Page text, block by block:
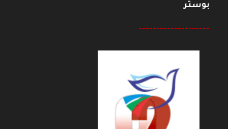
بوستر
--------------------